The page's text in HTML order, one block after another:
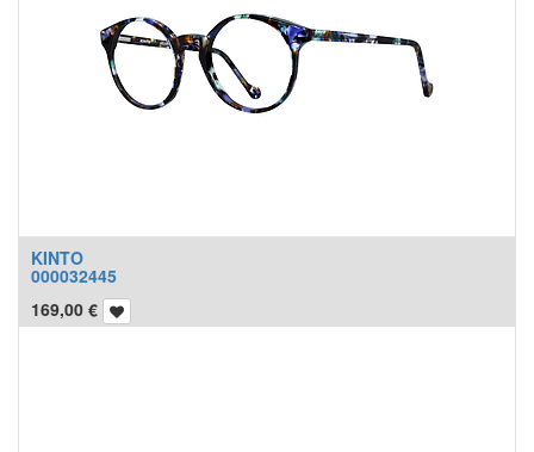
KINTO
000032445
169,00 €